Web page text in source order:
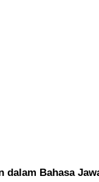
dalam Bahasa